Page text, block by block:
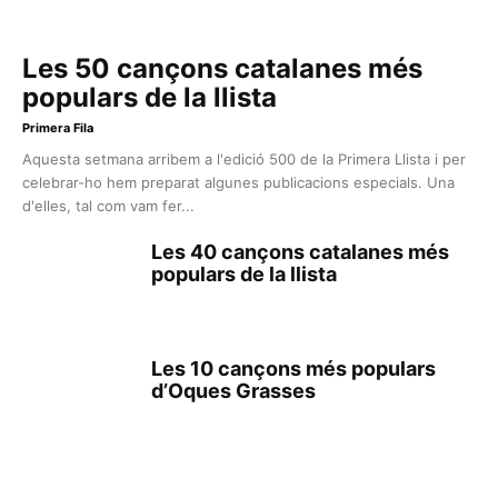
Les 50 cançons catalanes més
populars de la llista
Primera Fila
Aquesta setmana arribem a l'edició 500 de la Primera Llista i per
celebrar-ho hem preparat algunes publicacions especials. Una
d'elles, tal com vam fer...
Les 40 cançons catalanes més
populars de la llista
Les 10 cançons més populars
d’Oques Grasses